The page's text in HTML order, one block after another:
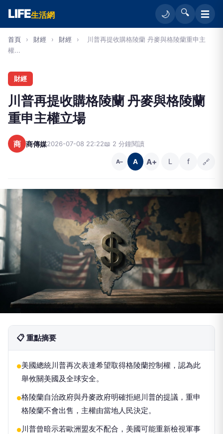
LIFE生活網 🌙 🔍 ☰
首頁 › 財經 › 財經 ›
川普再提收購格陵蘭 丹麥與格陵蘭重申主
權...
財經
川普再提收購格陵蘭 丹麥與格陵蘭
重申主權立場
商 商傳媒2026-07-08 22:22📖 2 分鐘閱讀
A− A A+ L f 🔗
📋 重點摘要
●美國總統川普再次表達希望取得格陵蘭控制權，認為此
舉攸關美國及全球安全。
●格陵蘭自治政府與丹麥政府明確拒絕川普的提議，重申
格陵蘭不會出售，主權由當地人民決定。
● 川普曾暗示若歐洲盟友不配合，美國可能重新檢視軍事